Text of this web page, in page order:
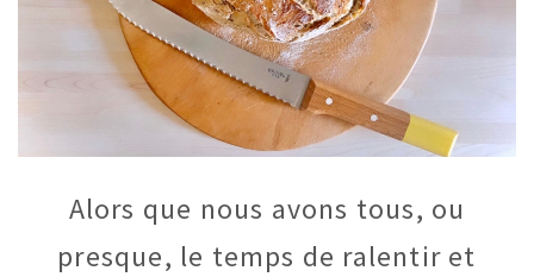
Alors que nous avons tous, ou
presque, le temps de ralentir et